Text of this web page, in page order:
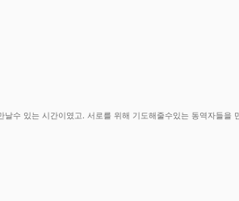
수 있는 시간이였고. 서로를 위해 기도해줄수있는 동역자들을